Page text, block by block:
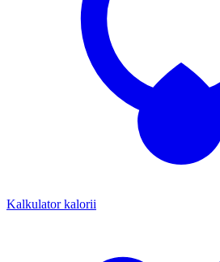
Kalkulator kalorii